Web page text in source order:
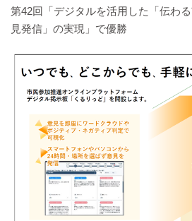
第42回「デジタルを活用した「伝わ
見発信」の実現」で優勝